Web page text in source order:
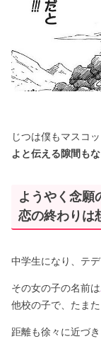
じつは僕もマスコッ
よと伝える隙間もな
ようやく念願
恋の終わり
中学生になり、テ
その女の子の名前は
他校の子で、たま
距離も徐々に近づ